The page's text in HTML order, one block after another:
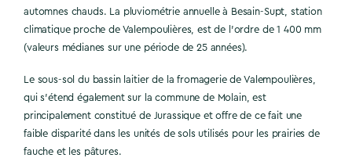
automnes chauds. La pluviométrie annuelle à Besain-Supt, station
climatique proche de Valempoulières, est de l’ordre de 1 400 mm
(valeurs médianes sur une période de 25 années).
Le sous-sol du bassin laitier de la fromagerie de Valempoulières,
qui s’étend également sur la commune de Molain, est
principalement constitué de Jurassique et offre de ce fait une
faible disparité dans les unités de sols utilisés pour les prairies de
fauche et les pâtures.